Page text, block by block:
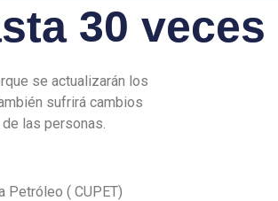
30 veces
se actualizarán los
sufrirá cambios
las personas.
Petróleo ( CUPET)